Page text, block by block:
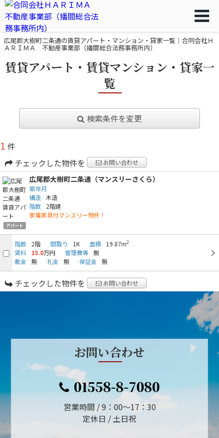
広尾郡大樹町二条通の賃貸アパート・マンション・貸家一覧｜合同会社Ｈ
ＡＲＩＭＡ 不動産事業部（播間総合法務事務所内）
賃貸アパート・賃貸マンション・貸家一
覧
検索条件を変更
1 件
チェックした物件を
お問い合わせ
アパート
広尾郡大樹町二条通（マンスリーさくら）
築年月
構造 木造
階数
2階建
家電家具付マンスリー物件！
階数 2階 間取り 1K 面積 19.87m2
賃料 15.0万円 管理費等 無
敷金
無 礼金 無 保証金 無
チェックした物件を お問い合わせ
お問い合わせ
01558-8-7080
営業時間 / 9：00～17：30
定休日 / 土日祝